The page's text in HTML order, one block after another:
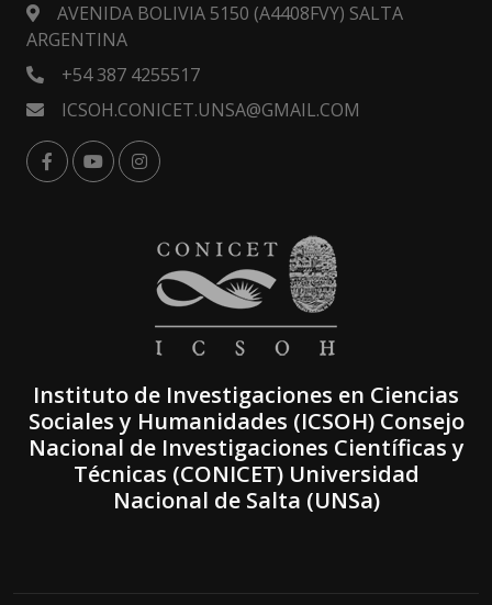
AVENIDA BOLIVIA 5150 (A4408FVY) SALTA
ARGENTINA
+54 387 4255517
ICSOH.CONICET.UNSA@GMAIL.COM
Instituto de Investigaciones en Ciencias
Sociales y Humanidades (ICSOH) Consejo
Nacional de Investigaciones Científicas y
Técnicas (CONICET) Universidad
Nacional de Salta (UNSa)